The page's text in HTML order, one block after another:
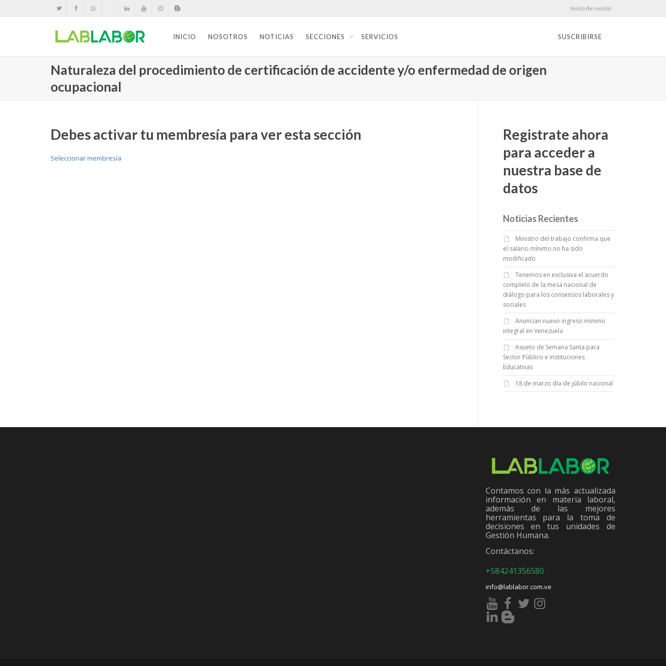
Inicio de sesión
INICIO NOSOTROS NOTICIAS SECCIONES SERVICIOS SUSCRIBIRSE
Naturaleza del procedimiento de certificación de accidente y/o enfermedad de origen
ocupacional
Debes activar tu membresía para ver esta sección
Seleccionar membresía
Registrate ahora
para acceder a
nuestra base de
datos
Noticias Recientes
Ministro del trabajo confirma que
el salario mínimo no ha sido
modificado
Tenemos en exclusiva el acuerdo
completo de la mesa nacional de
diálogo para los consensos laborales y
sociales
Anuncian nuevo ingreso mínimo
integral en Venezuela
Asueto de Semana Santa para
Sector Público e Instituciones
Educativas
18 de marzo día de júbilo nacional
Contamos con la más actualizada
información en materia laboral,
además de las mejores
herramientas para la toma de
decisiones en tus unidades de
Gestión Humana.
Contáctanos:
+584241356580
info@lablabor.com.ve